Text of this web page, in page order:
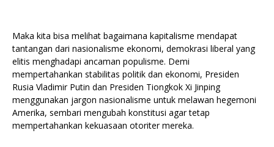
Maka kita bisa melihat bagaimana kapitalisme mendapat
tantangan dari nasionalisme ekonomi, demokrasi liberal yang
elitis menghadapi ancaman populisme. Demi
mempertahankan stabilitas politik dan ekonomi, Presiden
Rusia Vladimir Putin dan Presiden Tiongkok Xi Jinping
menggunakan jargon nasionalisme untuk melawan hegemoni
Amerika, sembari mengubah konstitusi agar tetap
mempertahankan kekuasaan otoriter mereka.